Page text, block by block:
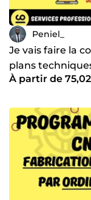
Vous avez un
💬 Contactez-moi
personnalisée et
mesure.
expertise et
Peniel_
Je vais faire la
plans
À partir de